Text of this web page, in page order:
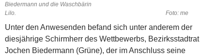
Biedermann und die Waschbärin
Lilo. Foto: me
Unter den Anwesenden befand sich unter anderem der
diesjährige Schirmherr des Wettbewerbs, Bezirksstadtrat
Jochen Biedermann (Grüne), der im Anschluss seine